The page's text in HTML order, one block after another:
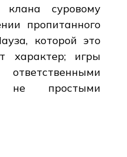
суровому
пропитанного
которой это
характер; игры
не простыми